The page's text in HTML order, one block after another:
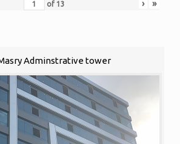
of 13 › »
Adminstrative tower